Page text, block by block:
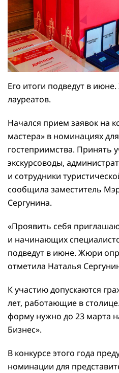
Его итоги подведут в
лауреатов.
Начался прием заявок на
мастера» в номинациях
гостеприимства. Принять
экскурсоводы,
и сотрудники
сообщила заместитель
Сергунина.
«Проявить себя
и начинающих
подведут в июне. Жюри
отметила Наталья
К участию допускаются
лет, работающие в
форму нужно до 23 марта
Бизнес».
В конкурсе этого года
номинации для